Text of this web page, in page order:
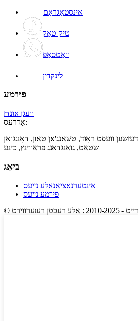
אינסטאַגראַם
טיק טאָק
וואַטסאַפּ
לינקדין
פירמע
וועגן אונדז
אַדרעס:
צימער 1306, נומ. 2 דעזשען וועסט ראָוד, טשאַנג'אַן טאַון, דאָנגגואַן
שטאָט, גואַנגדאָנג פּראָווינץ, כינע
ביאָג
אינטערנאציאנאלע נייעס
פירמע נייעס